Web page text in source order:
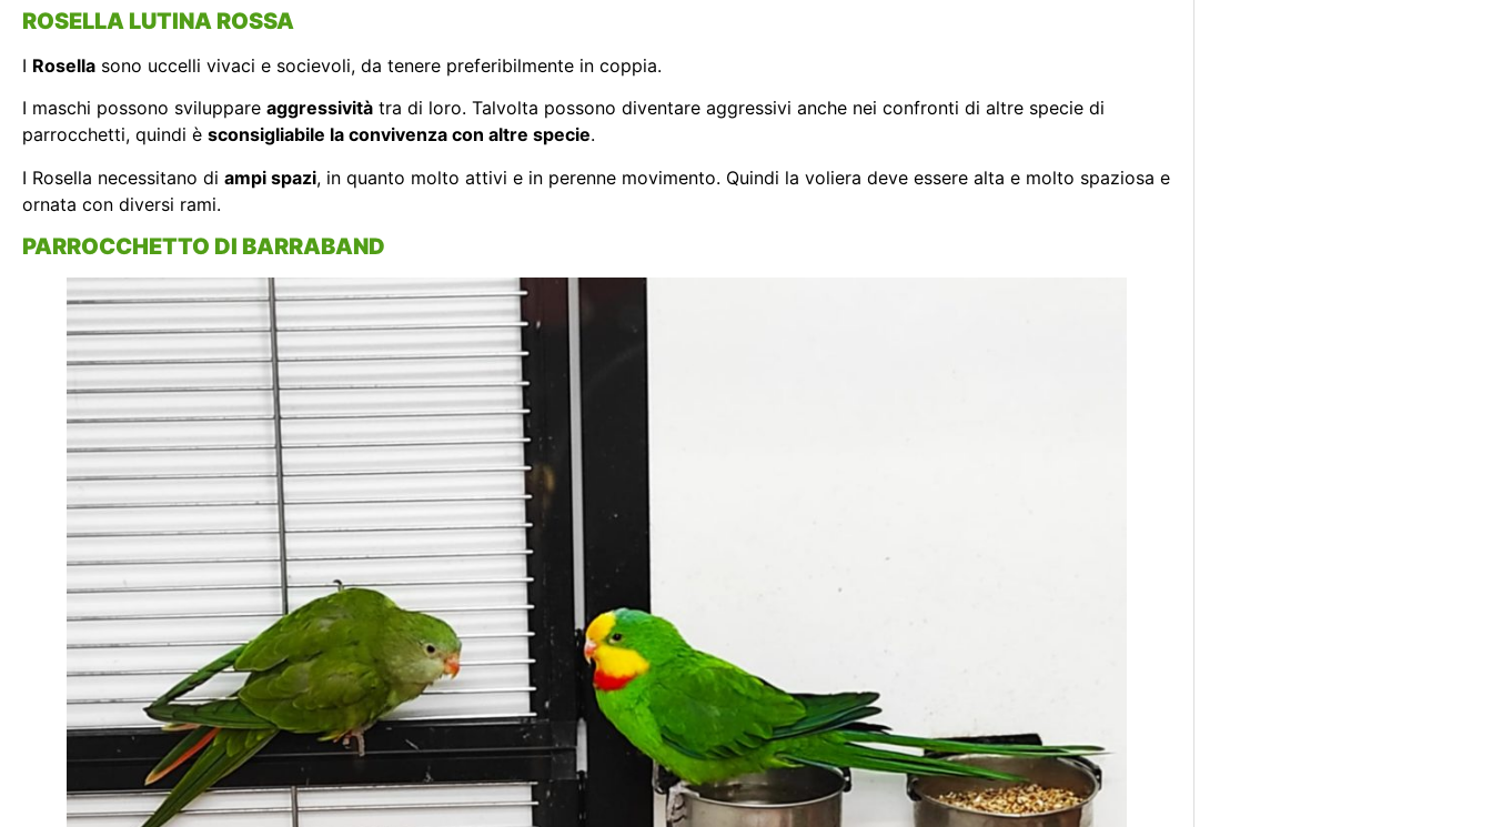
ROSELLA LUTINA ROSSA
I Rosella sono uccelli vivaci e socievoli, da tenere preferibilmente in coppia.
I maschi possono sviluppare aggressività tra di loro. Talvolta possono diventare aggressivi anche nei confronti di altre specie di
parrocchetti, quindi è sconsigliabile la convivenza con altre specie.
I Rosella necessitano di ampi spazi, in quanto molto attivi e in perenne movimento. Quindi la voliera deve essere alta e molto spaziosa e
ornata con diversi rami.
PARROCCHETTO DI BARRABAND